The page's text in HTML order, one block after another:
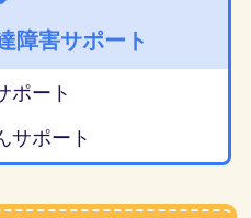
障害サポート
ポート
サポート